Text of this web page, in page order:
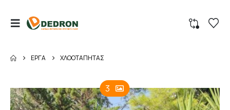
ΈΡΓΑ ΧΛΟΟΤΆΠΗΤΑΣ
3